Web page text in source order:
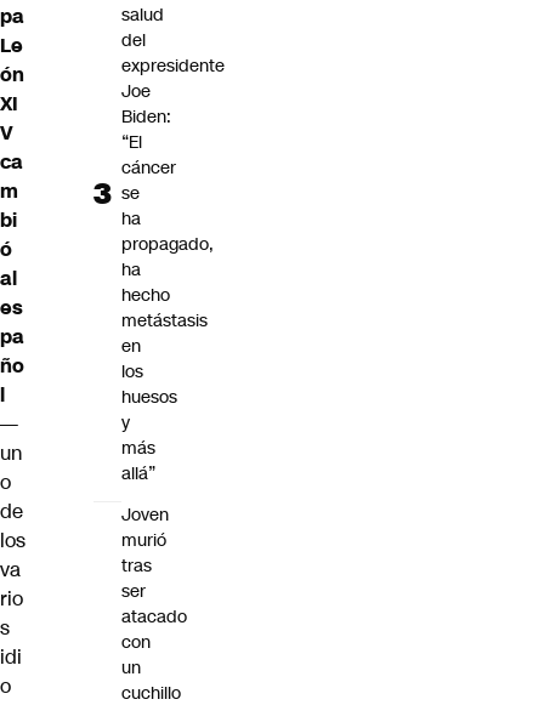
pa
Le
ón
XI
V
ca
m
bi
ó
al
es
pa
ño
l
—
un
o
de
los
va
rio
s
idi
o
salud
del
expresidente
Joe
Biden:
“El
cáncer
se
ha
propagado,
ha
hecho
metástasis
en
los
huesos
y
más
allá”
Joven
murió
tras
ser
atacado
con
un
cuchillo